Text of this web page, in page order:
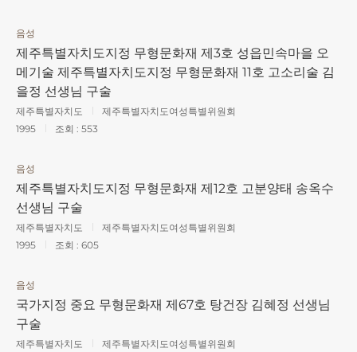
음성
제주특별자치도지정 무형문화재 제3호 성읍민속마을 오
메기술 제주특별자치도지정 무형문화재 11호 고소리술 김
을정 선생님 구술
제주특별자치도
제주특별자치도여성특별위원회
1995
조회 : 553
음성
제주특별자치도지정 무형문화재 제12호 고분양태 송옥수
선생님 구술
제주특별자치도
제주특별자치도여성특별위원회
1995
조회 : 605
음성
국가지정 중요 무형문화재 제67호 탕건장 김혜정 선생님
구술
제주특별자치도
제주특별자치도여성특별위원회